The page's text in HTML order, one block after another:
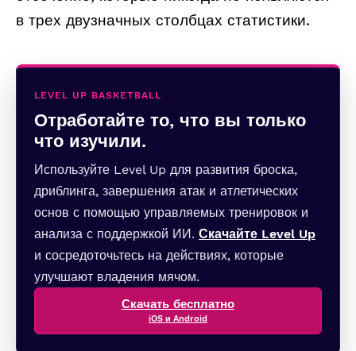
в трех двузначных столбцах статистики.
LEVEL UP BASKETBALL
Отработайте то, что вы только
что изучили.
Используйте Level Up для развития броска,
дриблинга, завершения атак и атлетических
основ с помощью управляемых тренировок и
анализа с поддержкой ИИ. Скачайте Level Up
и сосредоточьтесь на действиях, которые
улучшают владения мячом.
Скачать бесплатно
iOS и Android